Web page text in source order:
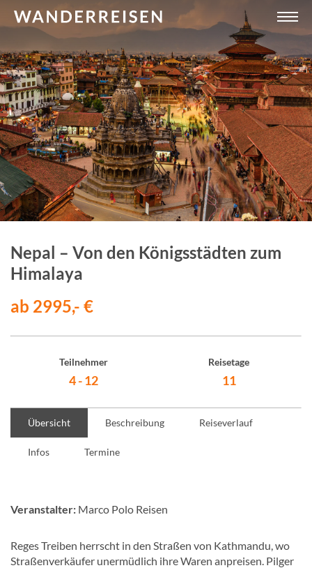
Nepal – Von den Königsstädten zum
Himalaya
ab 2995,- €
Teilnehmer
4 - 12
Reisetage
11
Übersicht Beschreibung Reiseverlauf
Infos Termine
Veranstalter: Marco Polo Reisen
Reges Treiben herrscht in den Straßen von Kathmandu, wo
Straßenverkäufer unermüdlich ihre Waren anpreisen. Pilger